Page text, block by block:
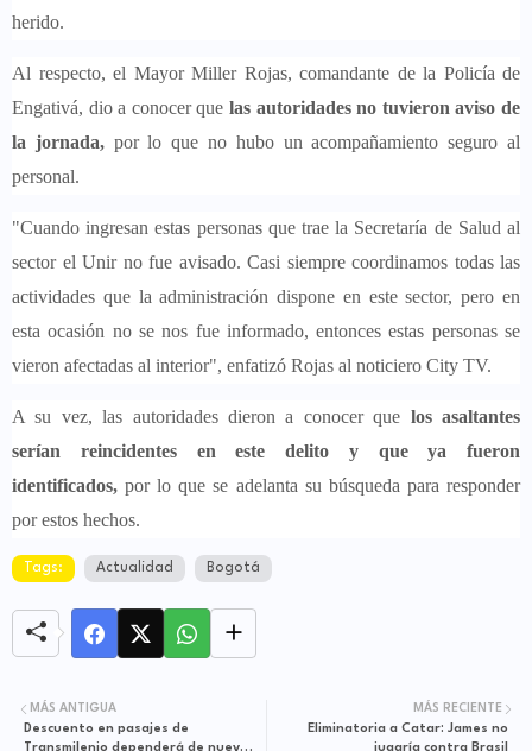
herido.
Al respecto, el Mayor Miller Rojas, comandante de la Policía de
Engativá, dio a conocer que las autoridades no tuvieron aviso de
la jornada, por lo que no hubo un acompañamiento seguro al
personal.
"Cuando ingresan estas personas que trae la Secretaría de Salud al
sector el Unir no fue avisado. Casi siempre coordinamos todas las
actividades que la administración dispone en este sector, pero en
esta ocasión no se nos fue informado, entonces estas personas se
vieron afectadas al interior", enfatizó Rojas al noticiero City TV.
A su vez, las autoridades dieron a conocer que los asaltantes
serían reincidentes en este delito y que ya fueron
identificados, por lo que se adelanta su búsqueda para responder
por estos hechos.
Tags: Actualidad Bogotá
MÁS RECIENTE
Eliminatoria a Catar: James no
MÁS ANTIGUA
Descuento en pasajes de